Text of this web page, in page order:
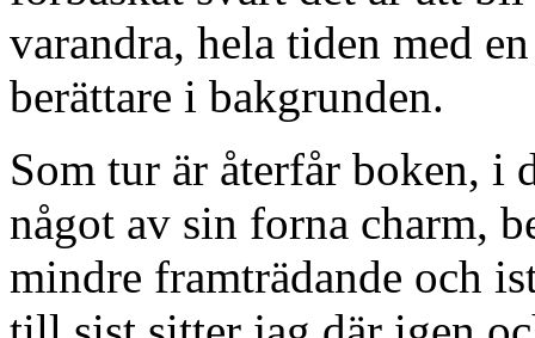
varandra, hela tiden med
berättare i bakgrunden.
Som tur är återfår boken, i
något av sin forna charm,
mindre framträdande och